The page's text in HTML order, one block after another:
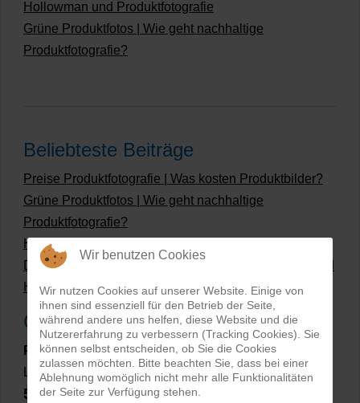
Hollowman und Produktfotografie
Grüne Produktfotos | Wie geht nachhaltige
Produktfotografie?
Beliebteste Beiträge
Preise Produktfotografie | Was kosten Produktbilder?
Grüne Produktfotos | Wie geht nachhaltige
Produktfotografie?
Hollow Man Fotografie | Darauf kommt es an!
Dateiformate und Bilder mit transparentem Hintergrund
Hollowman und Produktfotografie
Google Rezensionen
PRO-ducto GmbH, Fotografie und Bildbearbeitung in
Lichtenau
5,0⭐⭐⭐⭐⭐bei144 Google-Rezensionen
Wir benutzen Cookies
Wir nutzen Cookies auf unserer Website. Einige von
ihnen sind essenziell für den Betrieb der Seite,
während andere uns helfen, diese Website und die
Nutzererfahrung zu verbessern (Tracking Cookies). Sie
können selbst entscheiden, ob Sie die Cookies
zulassen möchten. Bitte beachten Sie, dass bei einer
Ablehnung womöglich nicht mehr alle Funktionalitäten
der Seite zur Verfügung stehen.